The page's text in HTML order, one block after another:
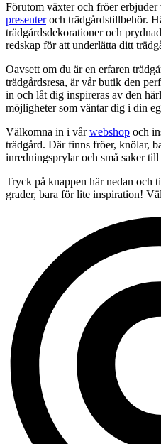
Förutom växter och fröer
presenteroch trädgårdstillbehör.
trädgårdsdekorationer och
redskap för att underlätta ditt
Oavsett om du är en erfaren
trädgårdsresa, är vår butik den
in och låt dig inspireras av den
möjligheter som väntar dig i din
Välkomna in i vårwebshop och
trädgård. Där finns fröer, knölar,
inredningsprylar och små saker till
Tryck på knappen här nedan och
grader, bara för lite inspiration!